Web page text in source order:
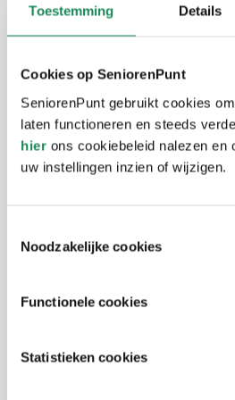
Toestemming Details
Cookies op SeniorenPunt
SeniorenPunt gebruikt cookies
laten functioneren en steeds
hier ons cookiebeleid nalezen en
uw instellingen inzien of wijzigen.
Noodzakelijke cookies
Functionele cookies
Statistieken cookies
De Apostelflats hebben
Zeer dichtbij liggen
Catharina Ziekenhuis. Via
Veldmaarschalk
maar tien minuten het
van Eindhoven.
In de woongebouwen is